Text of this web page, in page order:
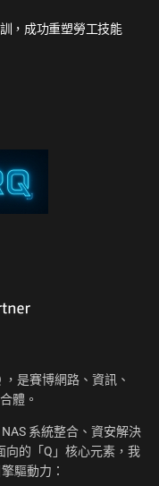
，成功重塑勞工技能
是賽博網路、資訊、
體。
系統整合、資安解決
向的「Q」核心元素，我
驅動力：